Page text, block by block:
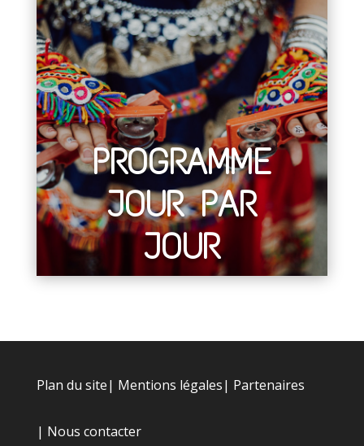
PROGRAMME
JOUR PAR
JOUR
Plan du site| Mentions légales| Partenaires
| Nous contacter